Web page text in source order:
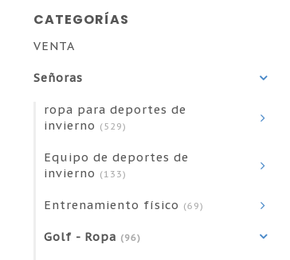
CATEGORÍAS
VENTA
Señoras
ropa para deportes de
invierno (529)
Equipo de deportes de
invierno (133)
Entrenamiento físico (69)
Golf - Ropa (96)